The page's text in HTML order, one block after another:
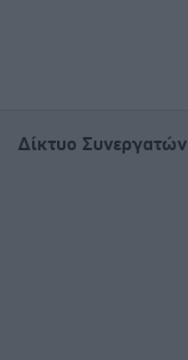
Δίκτυο Συνεργατών